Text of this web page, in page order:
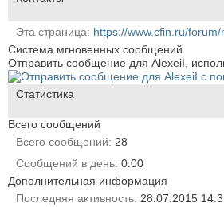
Эта страница
https://www.cfin.ru/
Система мгновенных сообщений
Отправить сообщение для AlexeiI,
Статистика
Всего сообщений
Всего сообщений
28
Сообщений в день 0.00
Дополнительная информация
Последняя активность 28.07.2015